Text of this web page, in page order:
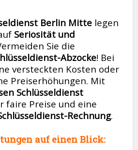
Berlin Mitte legen
Seriosität und
Sie die
Abzocke! Bei
versteckten Kosten oder
Preiserhöhungen. Mit
Schlüsseldienst
faire Preise und eine
Rechnung.
auf einen Blick: